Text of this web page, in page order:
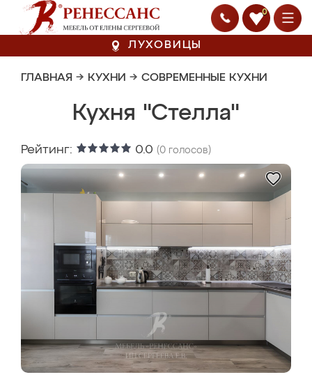
0
ЛУХОВИЦЫ
ГЛАВНАЯ → КУХНИ → СОВРЕМЕННЫЕ КУХНИ
Кухня "Стелла"
Рейтинг: 0.0 (0 голосов)